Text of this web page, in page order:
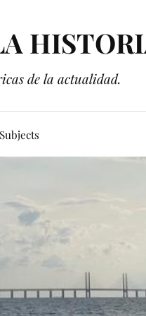
de la actualidad.
Subjects